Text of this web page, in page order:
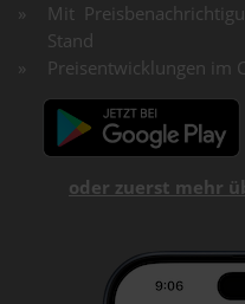
Mit
Stand
Preisentwicklungen im
oder zuerst mehr